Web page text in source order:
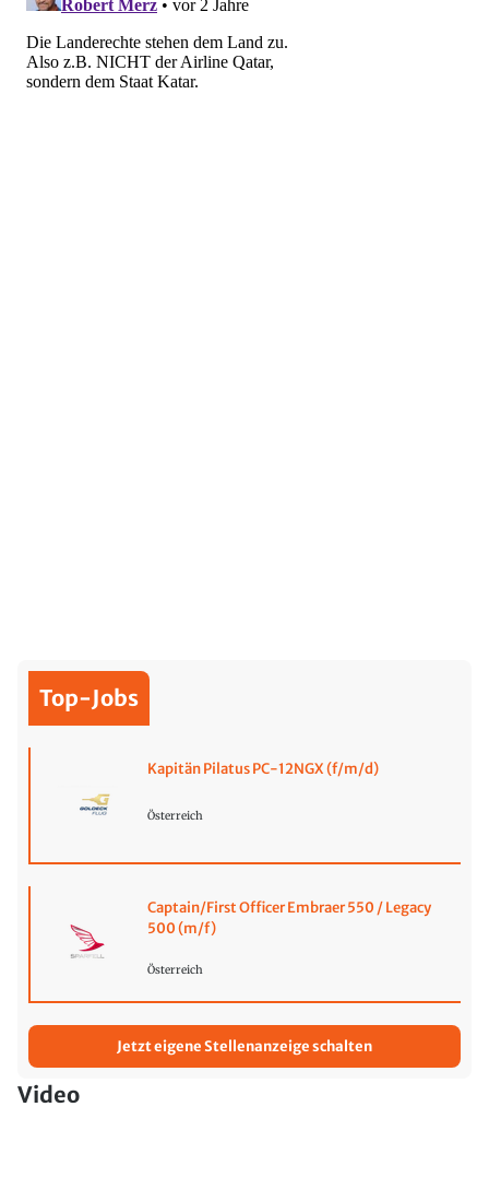
Top-Jobs
Kapitän Pilatus PC-12NGX (f/m/d)
Österreich
Captain/First Officer Embraer 550 / Legacy
500 (m/f)
Österreich
Jetzt eigene Stellenanzeige schalten
Video